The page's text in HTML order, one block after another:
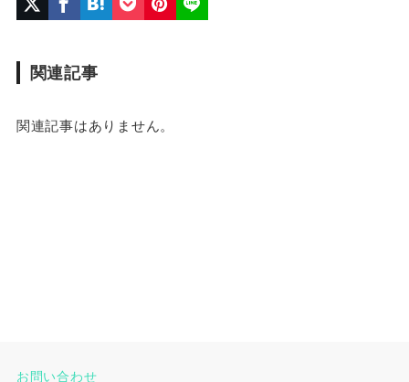
関連記事
関連記事はありません。
お問い合わせ